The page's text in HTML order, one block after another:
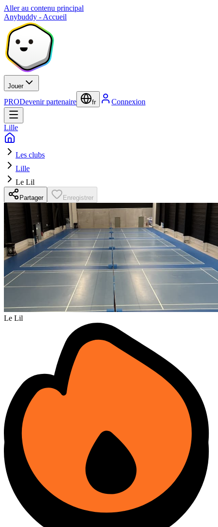
Aller au contenu principal
Anybuddy - Accueil
Jouer
PRODevenir partenaire fr Connexion
Lille
Les clubs
Lille
Le Lil
Partager Enregistrer
Le Lil